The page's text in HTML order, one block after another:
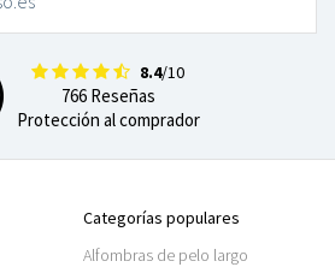
8.4/10
766 Reseñas
Protección al comprador
Categorías populares
Alfombras de pelo largo